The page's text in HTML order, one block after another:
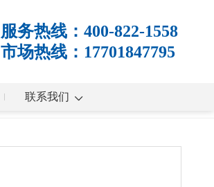
服务热线：400-822-1558
市场热线：17701847795
联系我们